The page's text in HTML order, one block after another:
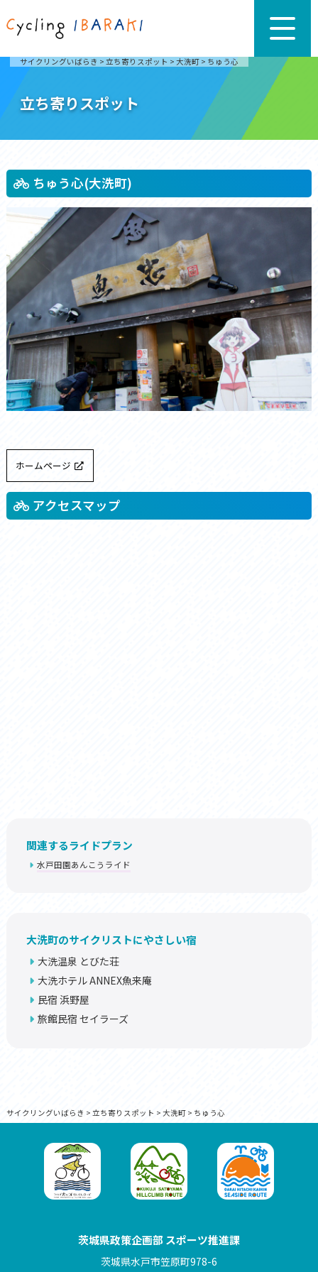
サイクリングいばらき > 立ち寄りスポット > 大洗町 > ちゅう心
立ち寄りスポット
ちゅう心(大洗町)
ホームページ
アクセスマップ
関連するライドプラン
水戸田園あんこうライド
大洗町のサイクリストにやさしい宿
大洗温泉 とびた荘
大洗ホテル ANNEX魚来庵
民宿 浜野屋
旅館民宿 セイラーズ
サイクリングいばらき > 立ち寄りスポット > 大洗町> ちゅう心
茨城県政策企画部 スポーツ推進課
茨城県水戸市笠原町978-6